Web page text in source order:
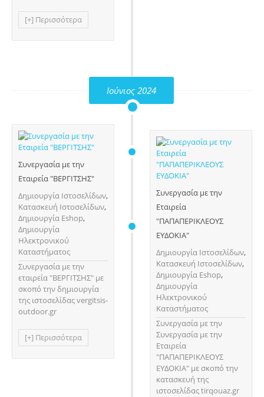
[+] Περισσότερα
Ιούνιος 2024
Συνεργασία με την
Εταιρεία "ΒΕΡΓΙΤΣΗΣ"
Δημιουργία Ιστοσελίδων,
Κατασκευή Ιστοσελίδων,
Δημιουργία Eshop,
Δημιουργία
Ηλεκτρονικού
Καταστήματος
Συνεργασία με την
εταιρεία "ΒΕΡΓΙΤΣΗΣ" με
σκοπό την δημιουργία
της ιστοσελίδας vergitsis-
outdoor.gr
[+] Περισσότερα
Συνεργασία με την
Εταιρεία
"ΠΑΠΑΠΕΡΙΚΛΕΟΥΣ
ΕΥΔΟΚΙΑ"
Δημιουργία Ιστοσελίδων,
Κατασκευή Ιστοσελίδων,
Δημιουργία Eshop,
Δημιουργία
Ηλεκτρονικού
Καταστήματος
Συνεργασία με την
Συνεργασία με την
Εταιρεία
"ΠΑΠΑΠΕΡΙΚΛΕΟΥΣ
ΕΥΔΟΚΙΑ" με σκοπό την
κατασκευή της
ιστοσελίδας tirqouaz.gr